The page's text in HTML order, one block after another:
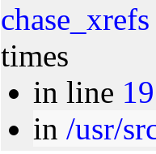
chase_xrefs
times
in line
in /usr/